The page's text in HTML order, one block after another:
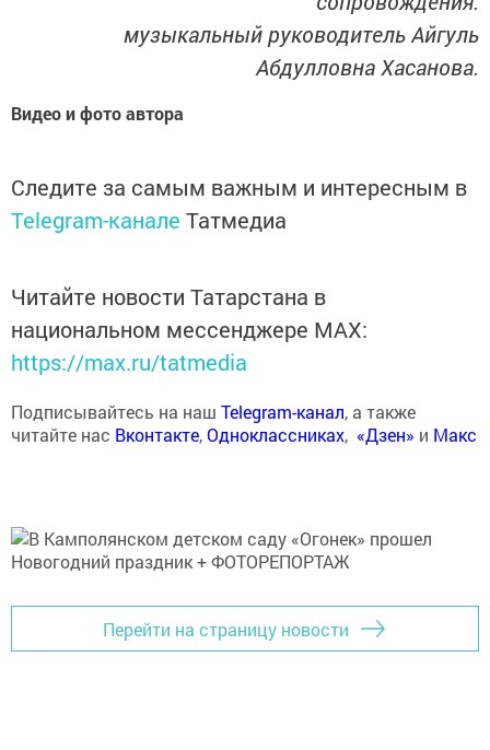
музыкальный руководитель Айгуль
Абдулловна Хасанова.
Видео и фото автора
Следите за самым важным и интересным в
Telegram-канале Татмедиа
Читайте новости Татарстана в
национальном мессенджере MАХ:
https://max.ru/tatmedia
Подписывайтесь на наш Telegram-канал, а также
читайте нас Вконтакте,Одноклассниках, «Дзен» и Макс
Перейти на страницу новости